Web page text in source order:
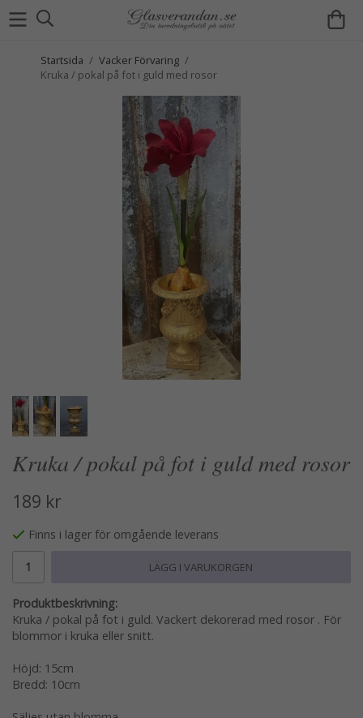
Startsida / Vacker Förvaring /
Kruka / pokal på fot i guld med rosor
Kruka / pokal på fot i guld med rosor
189 kr
Finns i lager för omgående leverans
LÄGG I VARUKORGEN
Produktbeskrivning:
Kruka / pokal på fot i guld. Vackert dekorerad med rosor . För
blommor i kruka eller snitt.
Höjd: 15cm
Bredd: 10cm